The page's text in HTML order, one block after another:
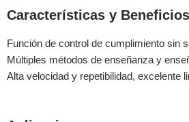
Características y Beneficios
Función de control de cumplimiento sin
Múltiples métodos de enseñanza y
Alta velocidad y repetibilidad, excelente